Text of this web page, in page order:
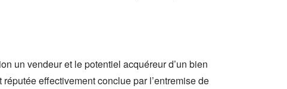
un vendeur et le potentiel acquéreur d’un bien
effectivement conclue par l’entremise de